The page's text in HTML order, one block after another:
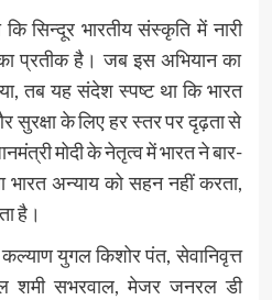
सिन्दूर भारतीय संस्कृति में नारी
प्रतीक है। जब इस अभियान का
तब यह संदेश स्पष्ट था कि भारत
सुरक्षा के लिए हर स्तर पर दृढ़ता से
मोदी के नेतृत्व में भारत ने बार-
भारत अन्याय को सहन नहीं करता,
है।
युगल किशोर पंत, सेवानिवृत्त
शमी सभरवाल, मेजर जनरल डी